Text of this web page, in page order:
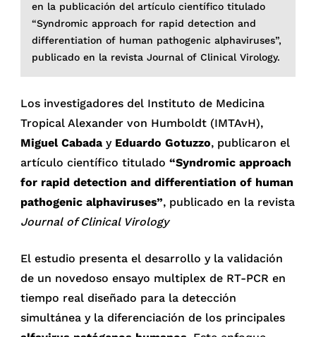
en la publicación del artículo científico titulado
“Syndromic approach for rapid detection and
differentiation of human pathogenic alphaviruses”,
publicado en la revista Journal of Clinical Virology.
Los investigadores del Instituto de Medicina
Tropical Alexander von Humboldt (IMTAvH),
Miguel Cabada y Eduardo Gotuzzo, publicaron el
artículo científico titulado“Syndromic approach
for rapid detection and differentiation of human
pathogenic alphaviruses”, publicado en la revista
Journal of Clinical Virology
El estudio presenta el desarrollo y la validación
de un novedoso ensayo multiplex de RT-PCR en
tiempo real diseñado para la detección
simultánea y la diferenciación de los principales